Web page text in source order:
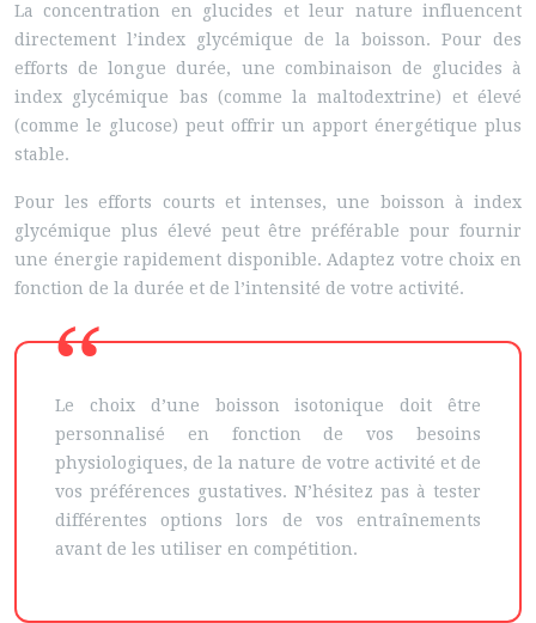
La concentration en glucides et leur nature influencent
directement l’index glycémique de la boisson. Pour des
efforts de longue durée, une combinaison de glucides à
index glycémique bas (comme la maltodextrine) et élevé
(comme le glucose) peut offrir un apport énergétique plus
stable.
Pour les efforts courts et intenses, une boisson à index
glycémique plus élevé peut être préférable pour fournir
une énergie rapidement disponible. Adaptez votre choix en
fonction de la durée et de l’intensité de votre activité.
Le choix d’une boisson isotonique doit être
personnalisé en fonction de vos besoins
physiologiques, de la nature de votre activité et de
vos préférences gustatives. N’hésitez pas à tester
différentes options lors de vos entraînements
avant de les utiliser en compétition.